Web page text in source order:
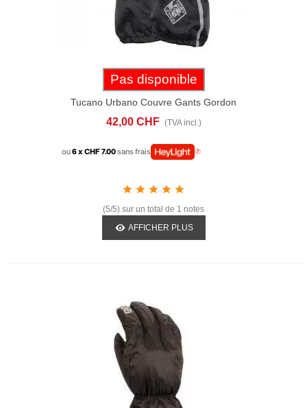
Pas disponible
Tucano Urbano Couvre Gants Gordon
Nano Noir Jaune
42,00 CHF (TVA incl.)
ou6 x CHF 7.00sans frais
(5/5) sur un total de 1 notes
AFFICHER PLUS